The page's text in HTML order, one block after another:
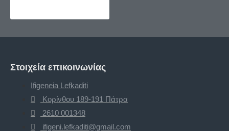
Στοιχεία επικοινωνίας
Ifigeneia Lefkaditi
Κορίνθου 189-191 Πάτρα
2610 001348
ifigeni.lefkaditi@gmail.com